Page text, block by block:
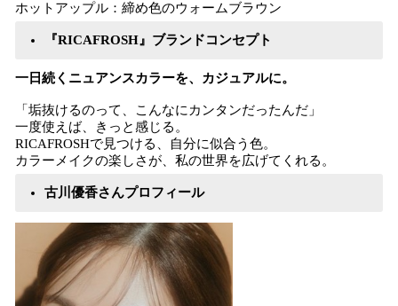
ホットアップル：締め色のウォームブラウン
『RICAFROSH』ブランドコンセプト
一日続くニュアンスカラーを、カジュアルに。
「垢抜けるのって、こんなにカンタンだったんだ」
一度使えば、きっと感じる。
RICAFROSHで見つける、自分に似合う色。
カラーメイクの楽しさが、私の世界を広げてくれる。
古川優香さんプロフィール